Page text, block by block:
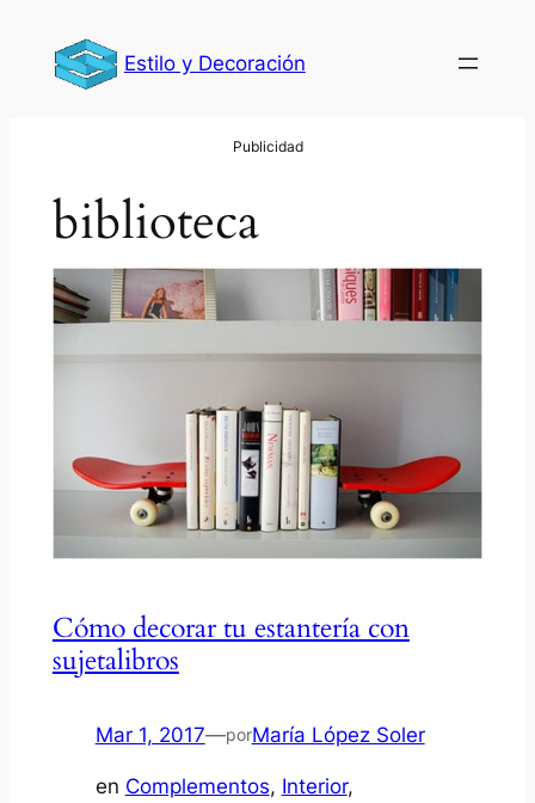
contenido
Estilo y Decoración
biblioteca
Cómo decorar tu estantería con
sujetalibros
Mar 1, 2017—porMaría López Soler
en Complementos, Interior